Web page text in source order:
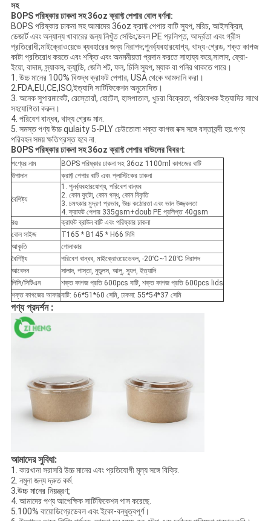
সহ
BOPS পরিষ্কার ঢাকনা সহ 36oz ক্রাফ্ট পেপার বোল বর্ণনা:
BOPS পরিষ্কার ঢাকনা সহ আমাদের 36oz ক্রাফ্ট পেপার বাটি স্যুপ, মরিচ, আইসক্রিম,
ডেজার্ট এবং অন্যান্য খাবারের জন্য নিখুঁত সেভিং;ডবল PE প্রলিপ্ত, আর্দ্রতা এবং গ্রীস
প্রতিরোধী;মাইক্রোওয়েভে ব্যবহারের জন্য নিরাপদ;পুনর্ব্যবহারযোগ্য, খাদ্য-গ্রেড, শক্ত কাগজ
কাটা প্রতিরোধ করতে এবং শক্তি এবং অনমনীয়তা প্রদান করতে সাহায্য করে;সালাদ, ফ্রো-
ইয়ো, বাদাম, স্ন্যাকস, ক্যান্ডি, জেলি শট, ফল, চিলি স্যুপ, ম্যাক বা পনির থাকতে পারে।
1. উচ্চ মানের 100% বিশুদ্ধ ক্রাফট পেপার, USA থেকে আমদানি করা।
2.FDA,EU,CE,ISO,ইত্যাদি সার্টিফিকেশন অনুমোদিত।
3. অনেক সুপারমার্কেট, রেস্তোরাঁ, হোটেল, হাসপাতাল, খুচরা বিক্রেতা, পরিবেশক ইত্যাদির সাথে
সহযোগিতা করুন।
4. পরিবেশ বান্ধব, খাদ্য গ্রেড মান.
5. সমস্ত পণ্য উচ্চ qulaity 5-PLY ঢেউতোলা শক্ত কাগজ বক্স সঙ্গে বস্তাবন্দী হয়.পণ্য
পরিবহন সময় ক্ষতিগ্রস্ত হবে না.
BOPS পরিষ্কার ঢাকনা সহ 36oz ক্রাফ্ট পেপার বাউলের ​​বিবরণ:
পণ্যের নাম
BOPS পরিষ্কার ঢাকনা সহ 36oz 1100ml কাগজের বাটি
উপাদান
ক্রাফ্ট পেপার বাটি এবং প্লাস্টিকের ঢাকনা
বৈশিষ্ট্য
1. পুনর্ব্যবহারযোগ্য, পরিবেশ বান্ধব
2. কোন ফুটো, কোন গন্ধ, কোন বিকৃতি
3. চমৎকার মুদ্রণ প্রভাব, উচ্চ কঠোরতা এবং ভাল উজ্জ্বলতা
4. ক্রাফট পেপার 335gsm+doub PE প্রলিপ্ত 40gsm
রঙ
ক্রাফট ব্রাউন বাটি এবং পরিষ্কার ঢাকনা
বোল সাইজ
T165 * B145 * H66 মিমি
আকৃতি
গোলাকার
বৈশিষ্ট্য
পরিবেশ বান্ধব, মাইক্রোওয়েভেবল, -20℃~120℃ নিরাপদ
আবেদন
সালাদ, পাস্তা, নুডুলস, আলু, স্যুপ, ইত্যাদি
পিসি/সিটিএন
শক্ত কাগজ প্রতি 600pcs বাটি, শক্ত কাগজ প্রতি 600pcs lids
শক্ত কাগজের আকারবাটি: 66*51*60 সেমি, ঢাকনা: 55*54*37 সেমি
পণ্য প্রদর্শন :
আমাদের সুবিধা:
1. কারখানা সরাসরি উচ্চ মানের এবং প্রতিযোগী মূল্য সঙ্গে বিক্রি.
2. নমুনা জন্য দ্রুত কর্ম.
3. উচ্চ মানের নিয়ন্ত্রণ;
4. আমাদের পণ্য আপেক্ষিক সার্টিফিকেশন পাস করেছে.
5.100% বায়োডিগ্রেডেবল এবং ইকো-বন্ধুত্বপূর্ণ।